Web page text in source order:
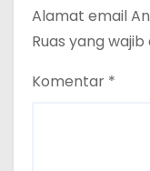
Alamat email
Ruas yang
Komentar *